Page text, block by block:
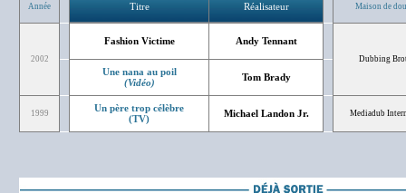
Année Titre Réalisateur Maison de
2002
Fashion Victime Andy Tennant
Dubbing
Une nana au poil
(Vidéo)
Tom Brady
1999
Un père trop célèbre
(TV)
Michael Landon Jr. Mediadub